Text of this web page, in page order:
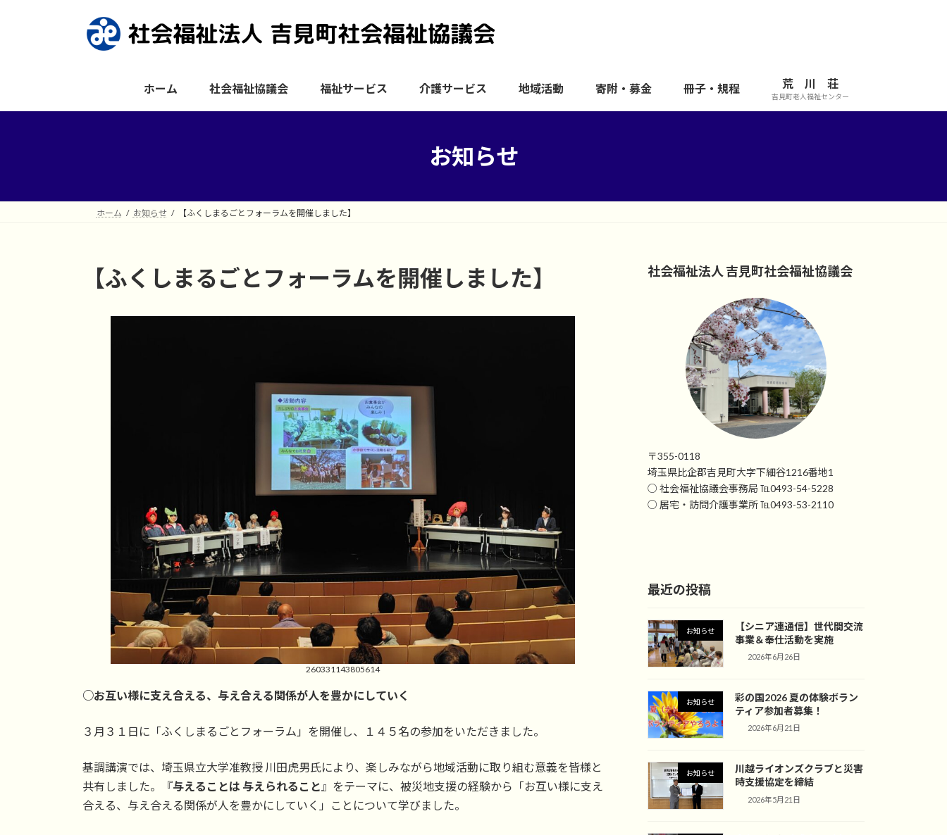
ス
ン
ホーム 社会福祉協議会 福祉サービス 介護サービス 地域活動 寄附・募金 冊子・規程 荒 川 荘
吉見町老人福祉センター
お知らせ
ホーム お知らせ 【ふくしまるごとフォーラムを開催しました】
【ふくしまるごとフォーラムを開催しました】
260331143805614
○お互い様に支え合える、与え合える関係が人を豊かにしていく
３月３１日に「ふくしまるごとフォーラム」を開催し、１４５名の参加をいただきました。
基調講演では、埼玉県立大学准教授 川田虎男氏により、楽しみながら地域活動に取り組む意義を皆様と
共有しました。『与えることは 与えられること 』をテーマに、被災地支援の経験から「お互い様に支え
合える、与え合える関係が人を豊かにしていく」ことについて学びました。
社会福祉法人 吉見町社会福祉協議会
〒355-0118
埼玉県比企郡吉見町大字下細谷1216番地1
○ 社会福祉協議会事務局 ℡0493-54-5228
○ 居宅・訪問介護事業所 ℡0493-53-2110
最近の投稿
お知らせ
【シニア連通信】世代間交流
事業＆奉仕活動を実施
2026年6月26日
お知らせ
彩の国2026 夏の体験ボラン
ティア参加者募集！
2026年6月21日
お知らせ
川越ライオンズクラブと災害
時支援協定を締結
2026年5月21日